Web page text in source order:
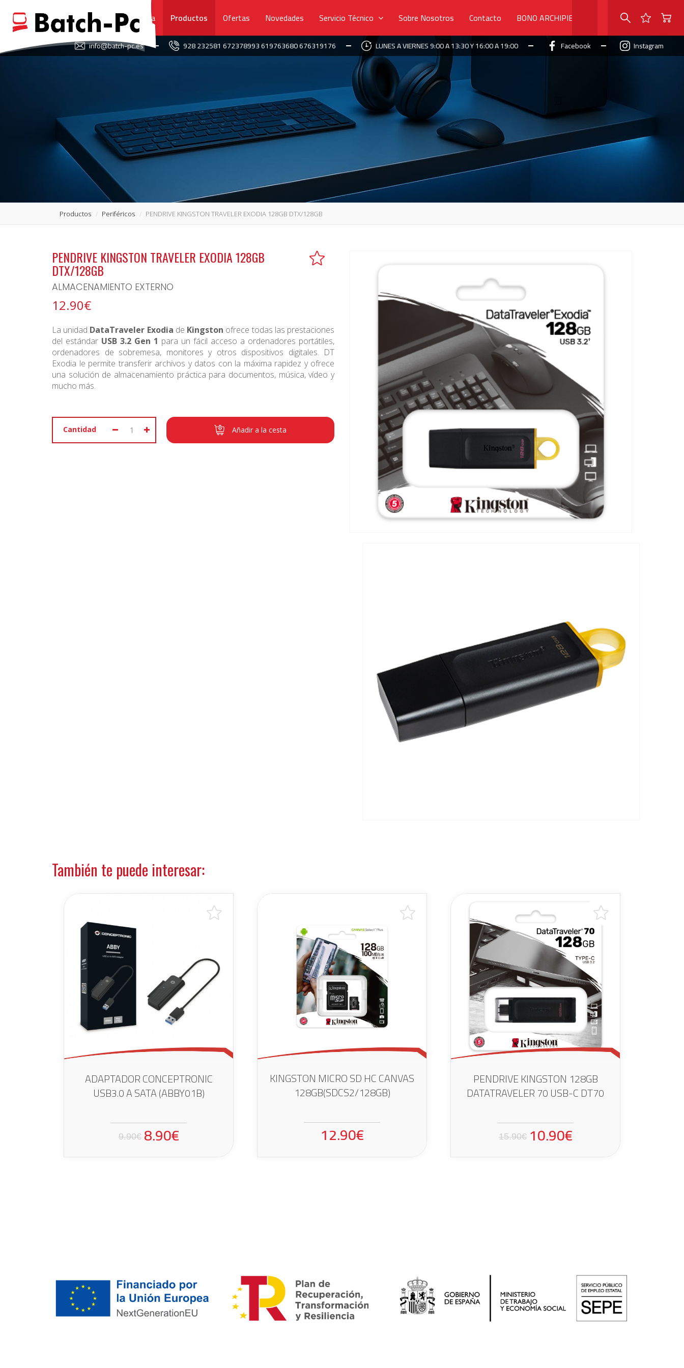
Portada Productos Ofertas Novedades Servicio Técnico Sobre Nosotros Contacto BONO ARCHIPIELAGO
info@batch-pc.es 928 232581 672378993 619763680 676319176 LUNES A VIERNES 9:00 A 13:30 Y 16:00 A 19:00 Facebook Instagram
Productos Periféricos PENDRIVE KINGSTON TRAVELER EXODIA 128GB DTX/128GB
PENDRIVE KINGSTON TRAVELER EXODIA 128GB
DTX/128GB
ALMACENAMIENTO EXTERNO
12.90€
La unidad DataTraveler Exodia de Kingston ofrece todas las prestaciones
del estándar USB 3.2 Gen 1 para un fácil acceso a ordenadores portátiles,
ordenadores de sobremesa, monitores y otros dispositivos digitales. DT
Exodia le permite transferir archivos y datos con la máxima rapidez y ofrece
una solución de almacenamiento práctica para documentos, música, vídeo y
mucho más.
Cantidad Añadir a la cesta
También te puede interesar:
ADAPTADOR CONCEPTRONIC
USB3.0 A SATA (ABBY01B)
9.90€ 8.90€
KINGSTON MICRO SD HC CANVAS
128GB(SDCS2/128GB)
12.90€
PENDRIVE KINGSTON 128GB
DATATRAVELER 70 USB-C DT70
15.90€ 10.90€
FAVORITOS